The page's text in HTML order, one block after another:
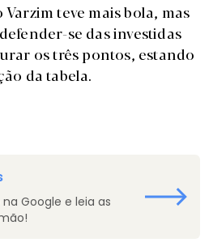
teve mais bola, mas
se das investidas
os três pontos, estando
da tabela.
Google e leia as